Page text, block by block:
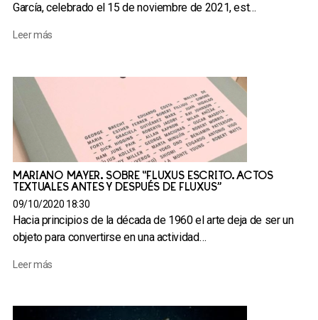
García, celebrado el 15 de noviembre de 2021, est…
Leer más
MARIANO MAYER. SOBRE “FLUXUS ESCRITO. ACTOS
TEXTUALES ANTES Y DESPUÉS DE FLUXUS”
09/10/2020 18:30
Hacia principios de la década de 1960 el arte deja de ser un
objeto para convertirse en una actividad…
Leer más